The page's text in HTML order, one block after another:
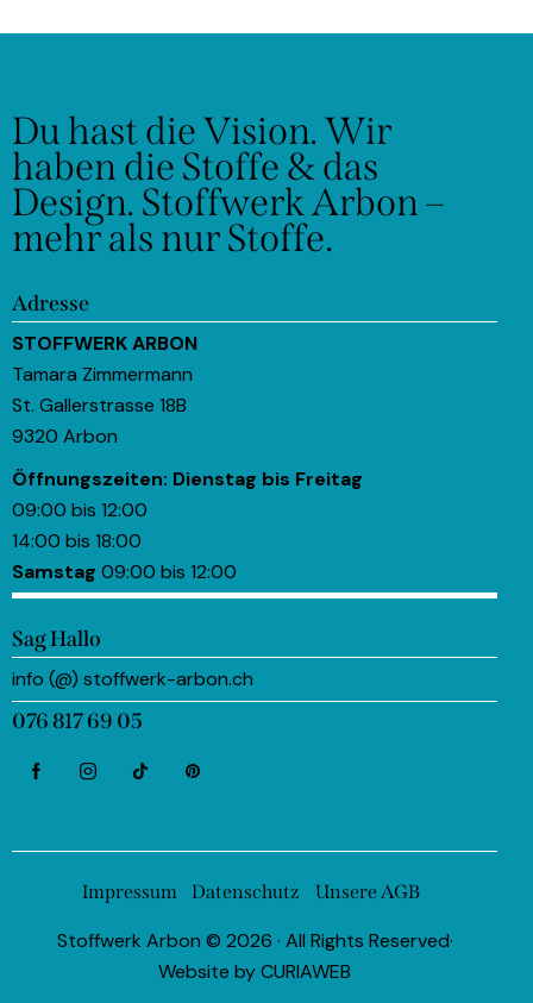
Du hast die Vision.Wir
haben die Stoffe & das
Design. Stoffwerk Arbon –
mehr als nur Stoffe.
Adresse
STOFFWERK ARBON
Tamara Zimmermann
St. Gallerstrasse 18B
9320 Arbon
Öffnungszeiten: Dienstag bis Freitag
09:00 bis 12:00
14:00 bis 18:00
Samstag 09:00 bis 12:00
Sag Hallo
info (@) stoffwerk-arbon.ch
076 817 69 05
Impressum Datenschutz Unsere AGB
Stoffwerk Arbon © 2026 · All Rights Reserved·
Website byCURIAWEB